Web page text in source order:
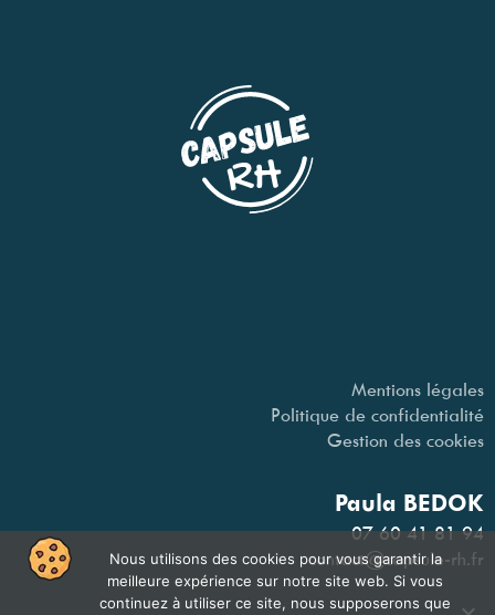
Mentions légales
Politique de confidentialité
Gestion des cookies
Paula BEDOK
07 60 41 81 94
contact@capsule-rh.fr
Nous utilisons des cookies pour vous garantir la
meilleure expérience sur notre site web. Si vous
continuez à utiliser ce site, nous supposerons que